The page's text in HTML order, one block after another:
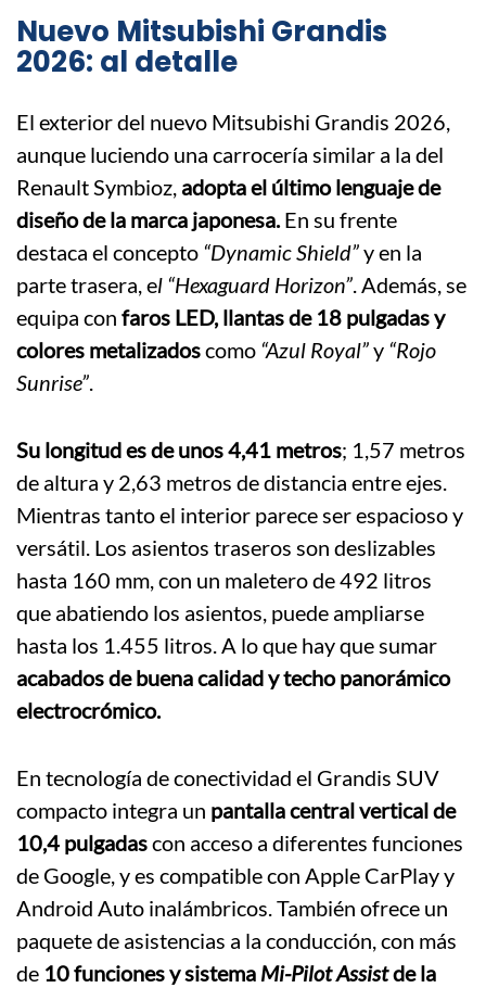
Nuevo Mitsubishi Grandis
2026: al detalle
El exterior del nuevo Mitsubishi Grandis 2026,
aunque luciendo una carrocería similar a la del
Renault Symbioz, adopta el último lenguaje de
diseño de la marca japonesa.En su frente
destaca el concepto “Dynamic Shield”y en la
parte trasera, el “Hexaguard Horizon”. Además, se
equipa con faros LED, llantas de 18 pulgadas y
colores metalizadoscomo “Azul Royal”y “Rojo
Sunrise”.
Su longitud es de unos 4,41 metros; 1,57 metros
de altura y 2,63 metros de distancia entre ejes.
Mientras tanto el interior parece ser espacioso y
versátil. Los asientos traseros son deslizables
hasta 160 mm, con un maletero de 492 litros
que abatiendo los asientos, puede ampliarse
hasta los 1.455 litros. A lo que hay que sumar
acabados de buena calidad y techo panorámico
electrocrómico.
En tecnología de conectividad el Grandis SUV
compacto integra un pantalla central vertical de
10,4 pulgadascon acceso a diferentes funciones
de Google, y es compatible con Apple CarPlay y
Android Auto inalámbricos. También ofrece un
paquete de asistencias a la conducción, con más
de 10 funciones y sistema Mi-Pilot Assistde la